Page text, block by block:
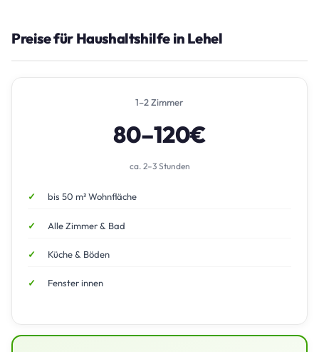
Preise für Haushaltshilfe in Lehel
1–2 Zimmer
80–120€
ca. 2–3 Stunden
bis 50 m² Wohnfläche
Alle Zimmer & Bad
Küche & Böden
Fenster innen